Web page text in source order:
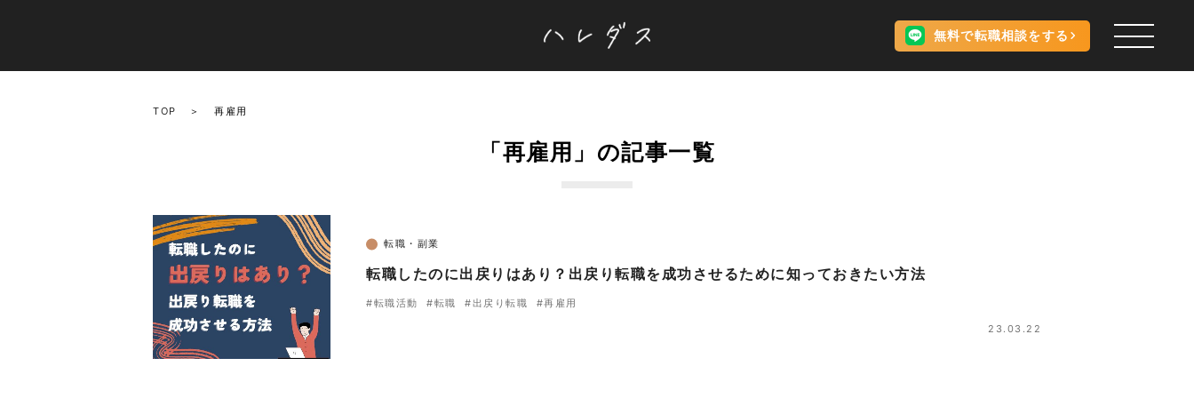
無料で転職相談をする
TOP 再雇用
「再雇用」の記事一覧
転職・副業
転職したのに出戻りはあり？出戻り転職を成功させるために知っておきたい方法
#転職活動 #転職 #出戻り転職 #再雇用
23.03.22